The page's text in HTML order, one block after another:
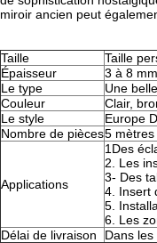
miroir ancien peut
Taille
Taille
Épaisseur
3 à 8 mm
Le type
Une
Couleur
Clair,
Le style
Europe
Nombre de pièces5
Applications
1Des
2. Les
3- Des
4. Insert
5.
6. Les
Délai de livraison
Dans